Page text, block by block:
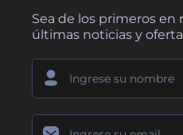
Sea de los primeros en
últimas noticias y